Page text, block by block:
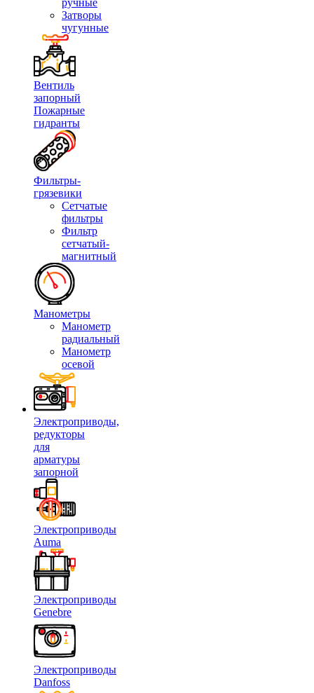
ручные
Затворы
чугунные
Вентиль
запорный
Пожарные
гидранты
Фильтры-
грязевики
Сетчатые
фильтры
Фильтр
сетчатый-
магнитный
Манометры
Манометр
радиальный
Манометр
осевой
Электроприводы,
редукторы
для
арматуры
запорной
Электроприводы
Auma
Электроприводы
Genebre
Электроприводы
Danfoss